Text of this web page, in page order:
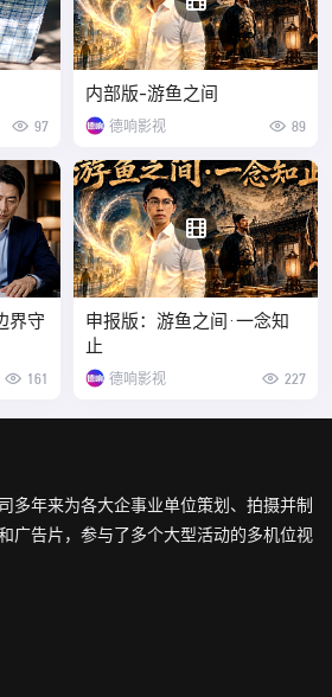
97
内部版-游鱼之间
德响影视 89
界守
161
申报版：游鱼之间·一念知
止
德响影视 227
多年来为各大企事业单位策划、拍摄并制
广告片，参与了多个大型活动的多机位视